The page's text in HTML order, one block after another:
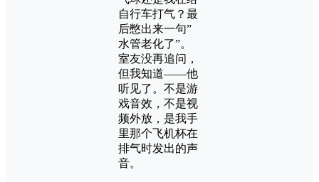
自行车打气？最
后憋出来一句”
水管老化了”。
室友没再追问，
但我知道——他
听见了。不是游
戏音效，不是视
频外放，是我手
里那个飞机杯在
排气时发出的声
音。